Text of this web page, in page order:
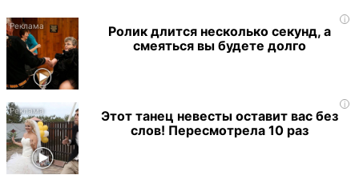
i
Ролик длится несколько секунд, а
смеяться вы будете долго
i
Этот танец невесты оставит вас без
слов! Пересмотрела 10 раз